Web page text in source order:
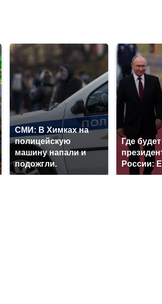
СМИ: В Химках на
полицейскую
машину напали и
подожгли.
Где
России: